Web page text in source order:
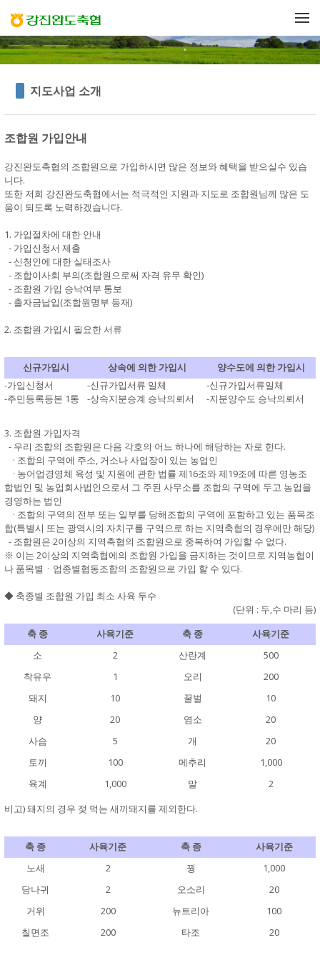
지도사업 소개
조합원 가입안내
강진완도축협의 조합원으로 가입하시면 많은 정보와 혜택을 받으실수 있습
니다.
또한 저희 강진완도축협에서는 적극적인 지원과 지도로 조합원님께 많은 도
움이 되도록 노력하겠습니다.
1. 가입절차에 대한 안내
- 가입신청서 제출
- 신청인에 대한 실태조사
- 조합이사회 부의(조합원으로써 자격 유무 확인)
- 조합원 가입 승낙여부 통보
- 출자금납입(조합원명부 등재)
2. 조합원 가입시 필요한 서류
신규가입시 상속에 의한 가입시
양수도에 의한 가입시
-가입신청서
-주민등록등본 1통
-신규가입서류 일체
-상속지분승계 승낙의뢰서
-신규가입서류일체
-지분양수도 승낙의뢰서
3. 조합원 가입자격
- 우리 조합의 조합원은 다음 각호의 어느 하나에 해당하는 자로 한다.
· 조합의 구역에 주소, 거소나 사업장이 있는 농업인
· 농어업경영체 육성 및 지원에 관한 법률 제16조와 제19조에 따른 영농조
합법인 및 농업회사법인으로서 그 주된 사무소를 조합의 구역에 두고 농업을
경영하는 법인
· 조합의 구역의 전부 또는 일부를 당해조합의 구역에 포함하고 있는 품목조
합(특별시 또는 광역시의 자치구를 구역으로 하는 지역축협의 경우에만 해당)
- 조합원은 2이상의 지역축협의 조합원으로 중복하여 가입할 수 없다.
※ 이는 2이상의 지역축협에의 조합원 가입을 금지하는 것이므로 지역농협이
나 품목별ㆍ업종별협동조합의 조합원으로 가입 할 수 있다.
◆ 축종별 조합원 가입 최소 사육 두수
(단위 : 두,수 마리 등)
축 종
사육기준 축 종
사육기준
소
2 산란계
500
착유우
1 오리
200
돼지
10 꿀벌
10
양
20 염소
20
사슴
5 개
20
토끼
100 메추리
1,000
육계
1,000 말
2
비고) 돼지의 경우 젖 먹는 새끼돼지를 제외한다.
축 종 사육기준 축 종
사육기준
노새
2 꿩
1,000
당나귀
2 오소리
20
거위
200 뉴트리아
100
칠면조
200 타조 20